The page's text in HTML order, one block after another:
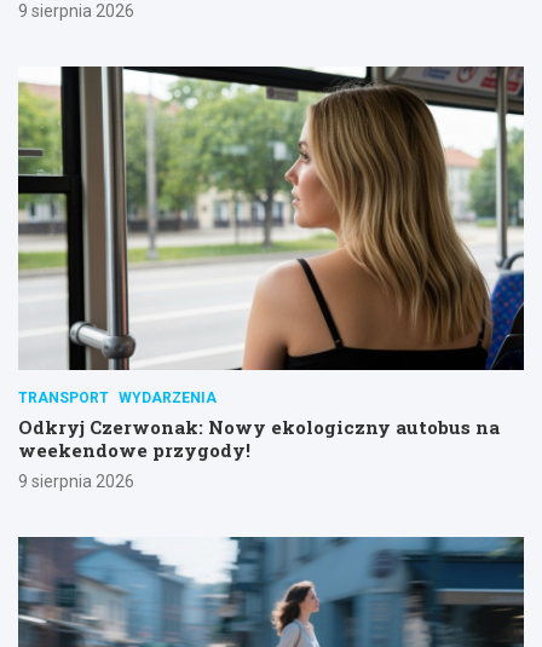
9 sierpnia 2026
TRANSPORT WYDARZENIA
Odkryj Czerwonak: Nowy ekologiczny autobus na
weekendowe przygody!
9 sierpnia 2026